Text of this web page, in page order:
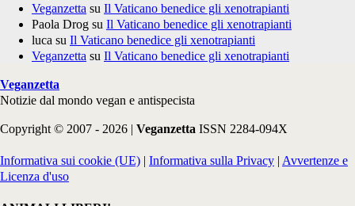
Veganzetta su Il Vaticano benedice gli xenotrapianti
Paola Drog su Il Vaticano benedice gli xenotrapianti
luca su Il Vaticano benedice gli xenotrapianti
Veganzetta su Il Vaticano benedice gli xenotrapianti
Veganzetta
Notizie dal mondo vegan e antispecista
Copyright © 2007 - 2026 | Veganzetta ISSN 2284-094X
Informativa sui cookie (UE) | Informativa sulla Privacy | Avvertenze e
Licenza d'uso